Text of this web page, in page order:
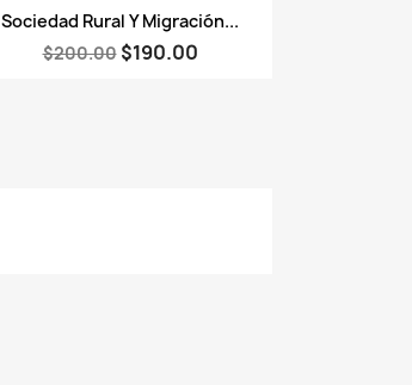
 Vista rápida
Sociedad Rural Y Migración...
$200.00 $190.00